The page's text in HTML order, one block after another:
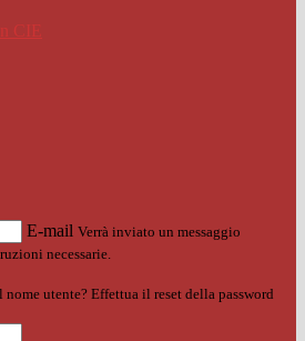
CIE
E-mail Verrà inviato un messaggio
necessarie.
utente? Effettua il reset della password